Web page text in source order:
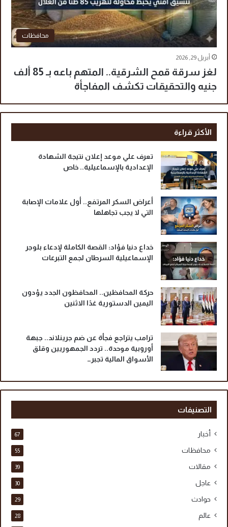
محافظات
أبريل 29, 2026
لغز سرقة قمح الشرقية.. المتهم باعه بـ 85 ألف
جنيه والتحقيقات تكشف المفاجأة
الأكثر قراءة
تعرف علي موعد إعلان نتيجة الشهادة
الإعدادية بالإسماعيلية.. خاص
أعراض السكر المرتفع.. أول علامات الإصابة
التي لا يجب تجاهلها
خداع دنيا فؤاد: القصة الكاملة لإدعاء بلوجر
الإسماعيلية السرطان لجمع التبرعات
حركة المحافظين.. المحافظون الجدد يؤدون
اليمين الدستورية غدًا الاثنين
ترامب يتراجع فجأة عن ضم جرينلاند.. جبهة
أوروبية موحدة.. تردد الجمهوريين وقلق
الأسواق المالية تجبر…
التصنيفات
أخبار 67
محافظات 55
مقالات 39
عاجل 30
حوادث 29
عالم 28